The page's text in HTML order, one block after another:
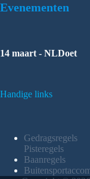
Evenementen
14 maart - NLDoet
Handige links
Gedragsregels
Pisteregels
Baanregels